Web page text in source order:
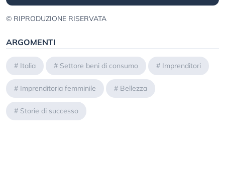
© RIPRODUZIONE RISERVATA
ARGOMENTI
# Italia # Settore beni di consumo # Imprenditori
# Imprenditoria femminile # Bellezza
# Storie di successo